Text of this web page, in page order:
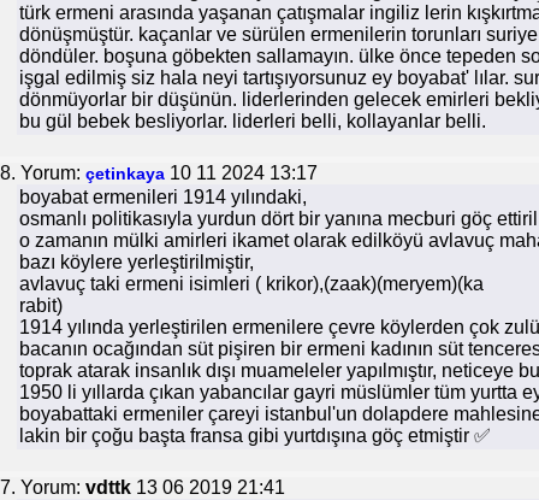
türk ermeni arasında yaşanan çatışmalar ingiliz lerin
dönüşmüştür. kaçanlar ve sürülen ermenilerin torunları
döndüler. boşuna göbekten sallamayın. ülke önce tepeden
işgal edilmiş siz hala neyi tartışıyorsunuz ey boyabat' lılar.
dönmüyorlar bir düşünün. liderlerinden gelecek emirleri
bu gül bebek besliyorlar. liderleri belli, kollayanlar belli.
8. Yorum: çetinkaya 10 11 2024 13:17
boyabat ermenileri 1914 yılındaki,
osmanlı politikasıyla yurdun dört bir yanına mecburi göç
o zamanın mülki amirleri ikamet olarak edilköyü avlavuç
bazı köylere yerleştirilmiştir,
avlavuç taki ermeni isimleri ( krikor),(zaak)(meryem)(ka
rabit)
1914 yılında yerleştirilen ermenilere çevre köylerden çok
bacanın ocağından süt pişiren bir ermeni kadının süt
toprak atarak insanlık dışı muameleler yapılmıştır, neticeye
1950 li yıllarda çıkan yabancılar gayri müslümler tüm yurtta
boyabattaki ermeniler çareyi istanbul'un dolapdere
lakin bir çoğu başta fransa gibi yurtdışına göç etmiştir ✅
7. Yorum: vdttk 13 06 2019 21:41